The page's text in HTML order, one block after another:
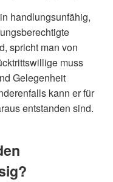
handlungsunfähig,
spricht man von
muss
Gelegenheit
kann er für
entstanden sind.